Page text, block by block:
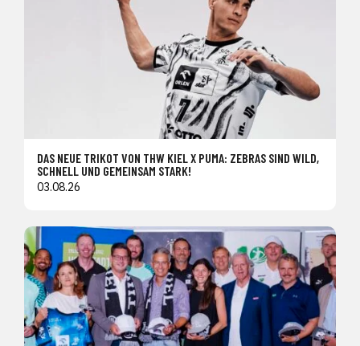
DAS NEUE TRIKOT VON THW KIEL X PUMA: ZEBRAS SIND WILD,
SCHNELL UND GEMEINSAM STARK!
03.08.26